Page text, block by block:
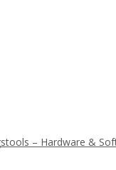
– Hardware &